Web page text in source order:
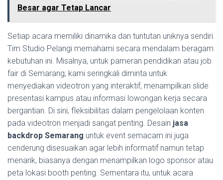
Besar agar Tetap Lancar
Setiap acara memiliki dinamika dan tuntutan uniknya sendiri.
Tim Studio Pelangi memahami secara mendalam beragam
kebutuhan ini. Misalnya, untuk pameran pendidikan atau job
fair di Semarang, kami seringkali diminta untuk
menyediakan videotron yang interaktif, menampilkan slide
presentasi kampus atau informasi lowongan kerja secara
bergantian. Di sini, fleksibilitas dalam pengelolaan konten
pada videotron menjadi sangat penting. Desain jasa
backdrop Semarang untuk event semacam ini juga
cenderung disesuaikan agar lebih informatif namun tetap
menarik, biasanya dengan menampilkan logo sponsor atau
peta lokasi booth penting. Sementara itu, untuk acara